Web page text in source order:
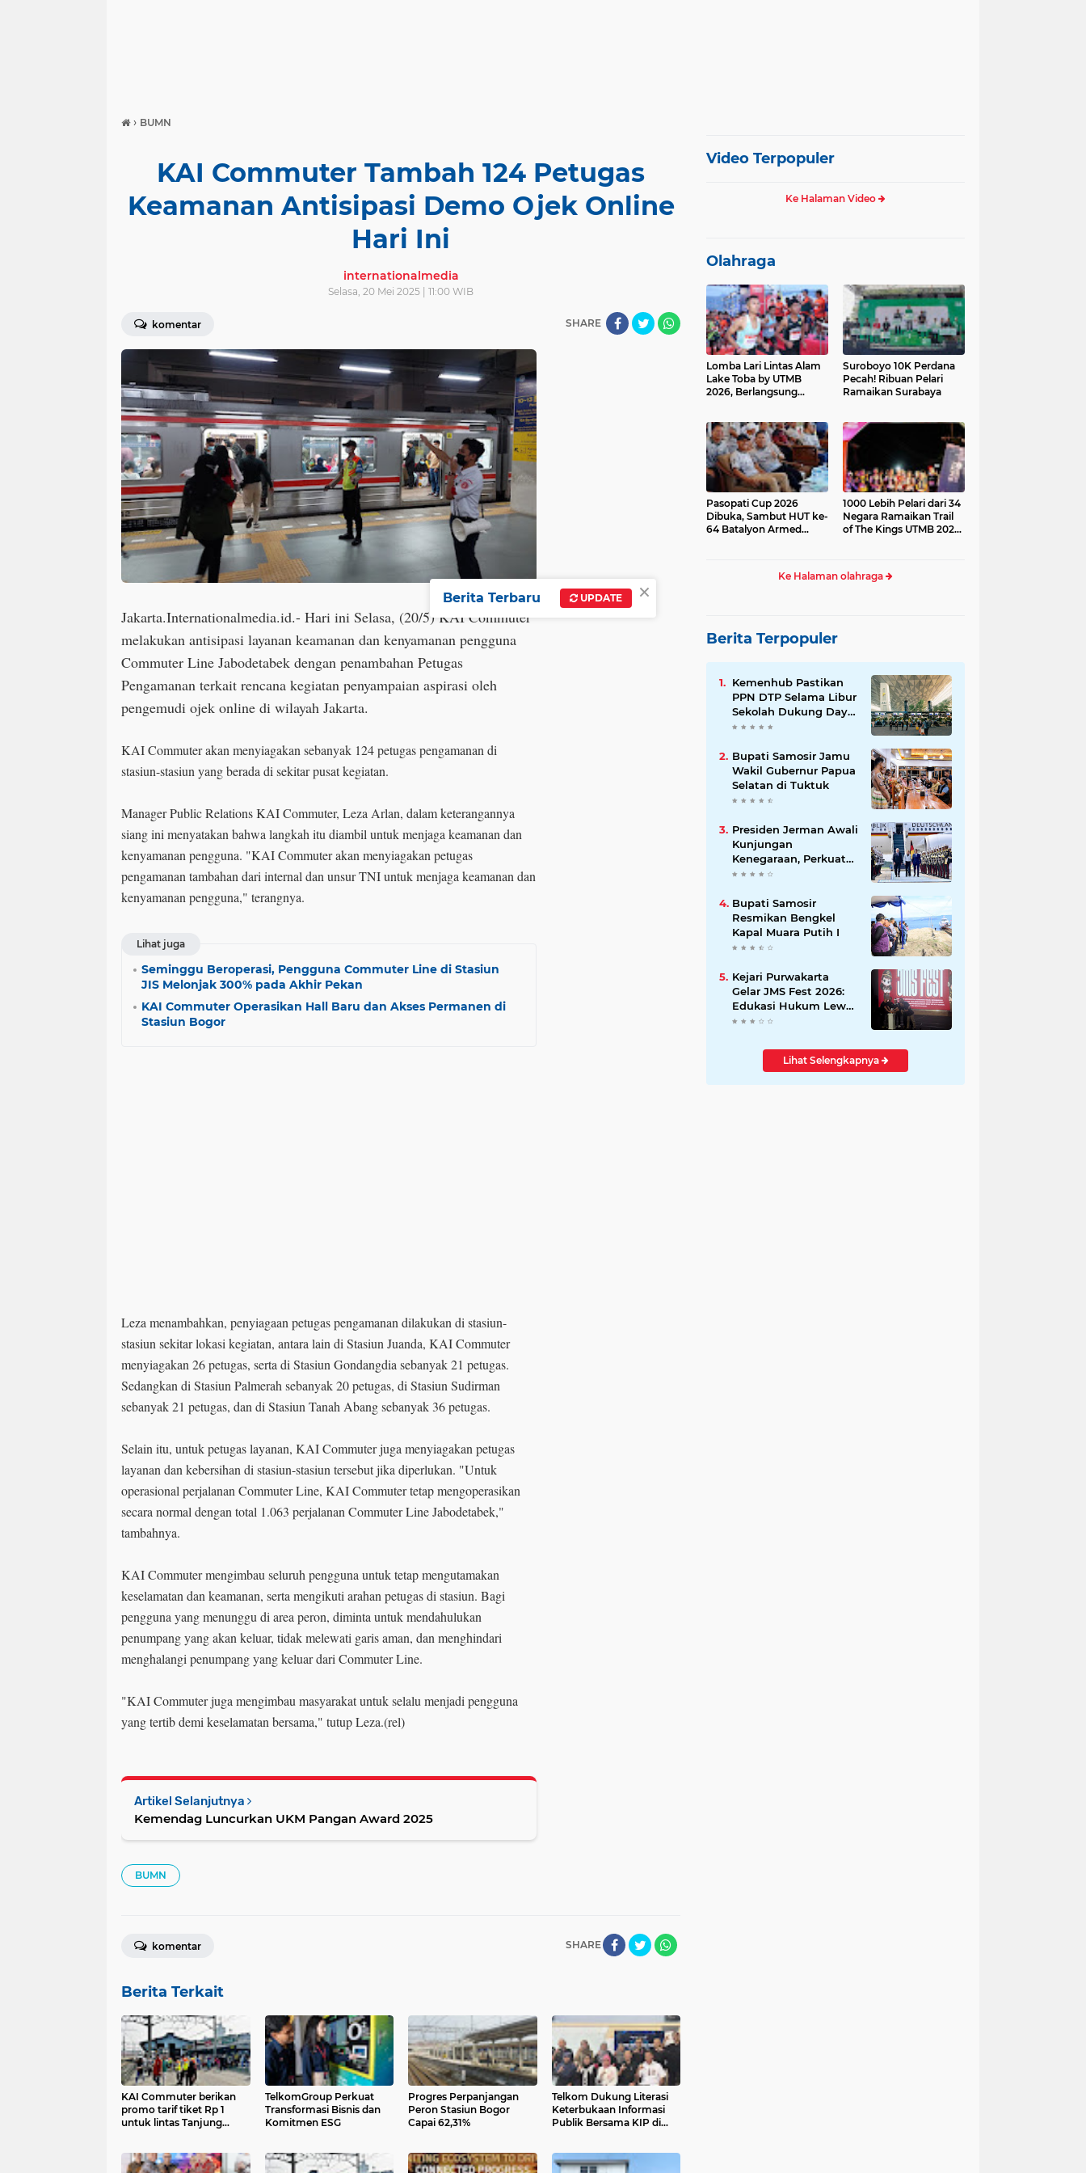
› BUMN
KAI Commuter Tambah 124 Petugas
Keamanan Antisipasi Demo Ojek Online
Hari Ini
internationalmedia
Selasa, 20 Mei 2025 | 11:00 WIB
komentar SHARE
Jakarta.Internationalmedia.id.- Hari ini Selasa, (20/5) KAI Commuter
melakukan antisipasi layanan keamanan dan kenyamanan pengguna
Commuter Line Jabodetabek dengan penambahan Petugas
Pengamanan terkait rencana kegiatan penyampaian aspirasi oleh
pengemudi ojek online di wilayah Jakarta.
KAI Commuter akan menyiagakan sebanyak 124 petugas pengamanan di
stasiun-stasiun yang berada di sekitar pusat kegiatan.
Manager Public Relations KAI Commuter, Leza Arlan, dalam keterangannya
siang ini menyatakan bahwa langkah itu diambil untuk menjaga keamanan dan
kenyamanan pengguna. "KAI Commuter akan menyiagakan petugas
pengamanan tambahan dari internal dan unsur TNI untuk menjaga keamanan dan
kenyamanan pengguna," terangnya.
Lihat juga
Seminggu Beroperasi, Pengguna Commuter Line di Stasiun
JIS Melonjak 300% pada Akhir Pekan
KAI Commuter Operasikan Hall Baru dan Akses Permanen di
Stasiun Bogor
Leza menambahkan, penyiagaan petugas pengamanan dilakukan di stasiun-
stasiun sekitar lokasi kegiatan, antara lain di Stasiun Juanda, KAI Commuter
menyiagakan 26 petugas, serta di Stasiun Gondangdia sebanyak 21 petugas.
Sedangkan di Stasiun Palmerah sebanyak 20 petugas, di Stasiun Sudirman
sebanyak 21 petugas, dan di Stasiun Tanah Abang sebanyak 36 petugas.
Selain itu, untuk petugas layanan, KAI Commuter juga menyiagakan petugas
layanan dan kebersihan di stasiun-stasiun tersebut jika diperlukan. "Untuk
operasional perjalanan Commuter Line, KAI Commuter tetap mengoperasikan
secara normal dengan total 1.063 perjalanan Commuter Line Jabodetabek,"
tambahnya.
KAI Commuter mengimbau seluruh pengguna untuk tetap mengutamakan
keselamatan dan keamanan, serta mengikuti arahan petugas di stasiun. Bagi
pengguna yang menunggu di area peron, diminta untuk mendahulukan
penumpang yang akan keluar, tidak melewati garis aman, dan menghindari
menghalangi penumpang yang keluar dari Commuter Line.
"KAI Commuter juga mengimbau masyarakat untuk selalu menjadi pengguna
yang tertib demi keselamatan bersama," tutup Leza.(rel)
Artikel Selanjutnya
Kemendag Luncurkan UKM Pangan Award 2025
BUMN
SHARE
komentar
Berita Terkait
KAI Commuter berikan
promo tarif tiket Rp 1
untuk lintas Tanjung
TelkomGroup Perkuat
Transformasi Bisnis dan
Komitmen ESG
Progres Perpanjangan
Peron Stasiun Bogor
Capai 62,31%
Telkom Dukung Literasi
Keterbukaan Informasi
Publik Bersama KIP di
Video Terpopuler
Ke Halaman Video
Olahraga
Lomba Lari Lintas Alam
Lake Toba by UTMB
2026, Berlangsung
Suroboyo 10K Perdana
Pecah! Ribuan Pelari
Ramaikan Surabaya
Pasopati Cup 2026
Dibuka, Sambut HUT ke-
64 Batalyon Armed
1000 Lebih Pelari dari 34
Negara Ramaikan Trail
of The Kings UTMB 2026
Ke Halaman olahraga
Berita Terpopuler
Kemenhub Pastikan
PPN DTP Selama Libur
Sekolah Dukung Daya
Beli Masyarakat
Bupati Samosir Jamu
Wakil Gubernur Papua
Selatan di Tuktuk
Presiden Jerman Awali
Kunjungan
Kenegaraan, Perkuat
Kemitraan Strategis
Bupati Samosir
Resmikan Bengkel
Kapal Muara Putih I
Kejari Purwakarta
Gelar JMS Fest 2026:
Edukasi Hukum Lewat
Kreativitas Pelajar
Lihat Selengkapnya
×
Berita Terbaru UPDATE